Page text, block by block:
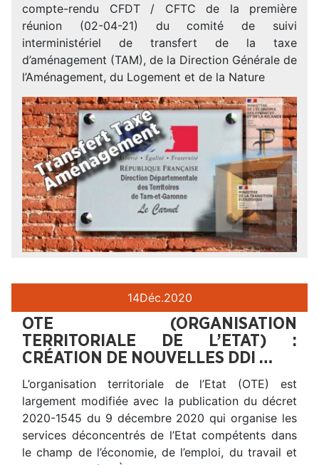
compte-rendu CFDT / CFTC de la première
réunion (02-04-21) du comité de suivi
interministériel de transfert de la taxe
d’aménagement (TAM), de la Direction Générale de
l’Aménagement, du Logement et de la Nature
14Déc.2020
OTE (ORGANISATION
TERRITORIALE DE L’ETAT) :
CRÉATION DE NOUVELLES DDI …
L’organisation territoriale de l’Etat (OTE) est
largement modifiée avec la publication du décret
2020-1545 du 9 décembre 2020 qui organise les
services déconcentrés de l’Etat compétents dans
le champ de l’économie, de l’emploi, du travail et